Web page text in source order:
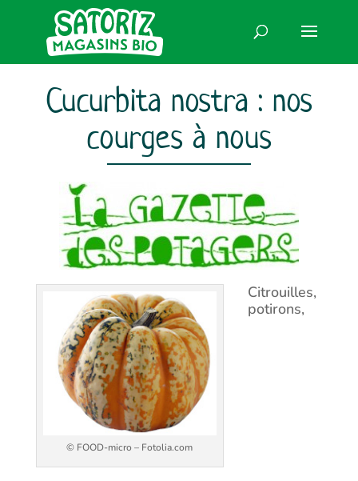
Cucurbita nostra : nos
courges à nous
© FOOD-micro – Fotolia.com
Citrouilles,
potirons,